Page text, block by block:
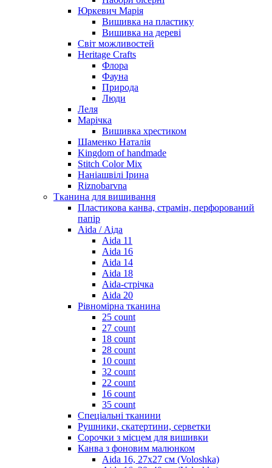
Юркевич Марія
Вишивка на пластику
Вишивка на дереві
Світ можливостей
Heritage Crafts
Флора
Фауна
Природа
Люди
Леля
Марічка
Вишивка хрестиком
Шаменко Наталія
Kingdom of handmade
Stitch Color Mix
Наніашвілі Ірина
Riznobarvna
Тканина для вишивання
Пластикова канва, страмін, перфорований
папір
Aida / Аіда
Aida 11
Aida 16
Aida 14
Aida 18
Aida-стрічка
Aida 20
Рівномірна тканина
25 count
27 count
18 count
28 count
10 count
32 count
22 count
16 count
35 count
Спеціальні тканини
Рушники, скатертини, серветки
Сорочки з місцем для вишивки
Канва з фоновим малюнком
Aida 16, 27х27 см (Voloshka)